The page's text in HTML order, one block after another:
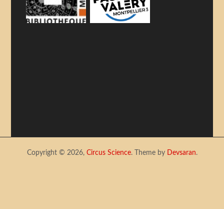
Copyright © 2026, Circus Science. Theme by Devsaran.